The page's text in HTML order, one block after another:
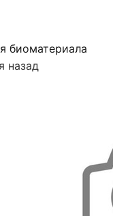
биоматериала
назад